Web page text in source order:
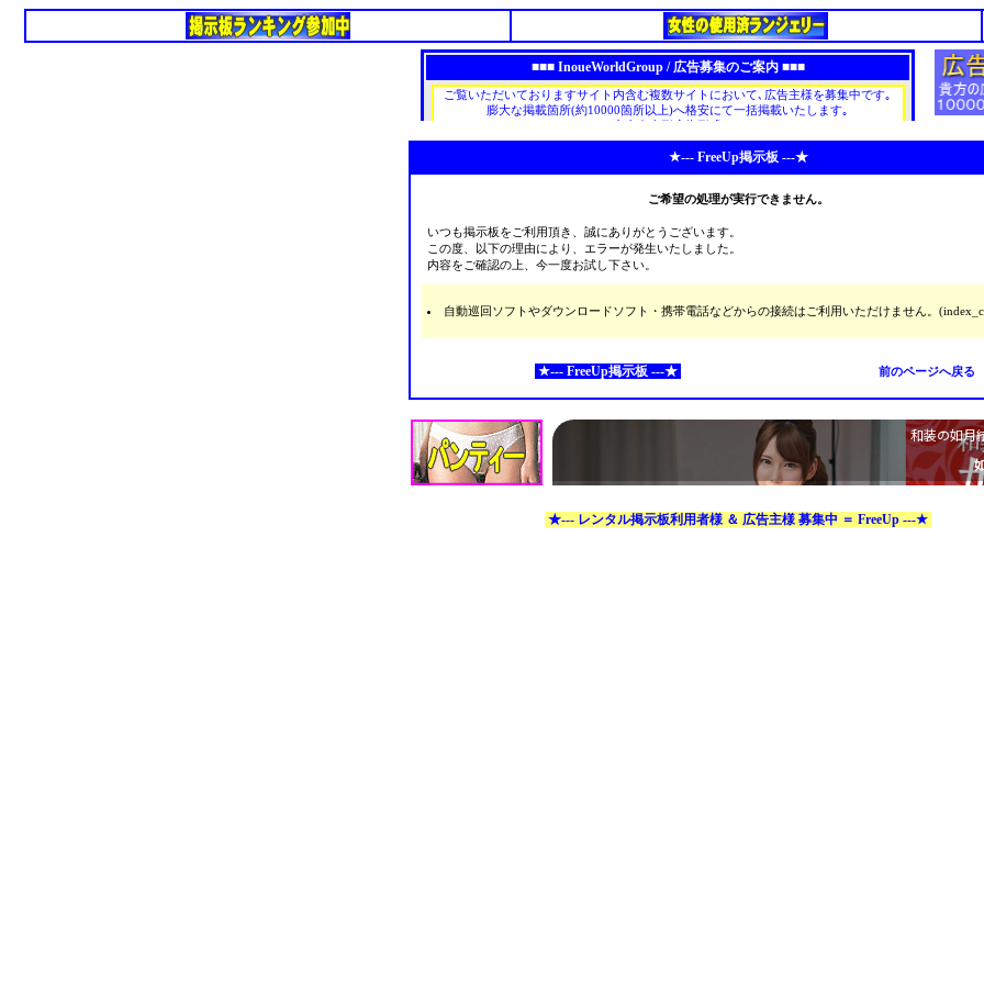
★--- FreeUp掲示板 ---★
ご希望の処理が実行できません。
いつも掲示板をご利用頂き、誠にありがとうございます。
この度、以下の理由により、エラーが発生いたしました。
内容をご確認の上、今一度お試し下さい。
自動巡回ソフトやダウンロードソフト・携帯電話などからの接続はご利用いただけません。
★--- FreeUp掲示板 ---★ 前のページへ戻る
★--- レンタル掲示板利用者様 ＆ 広告主様 募集中 ＝ FreeUp ---★